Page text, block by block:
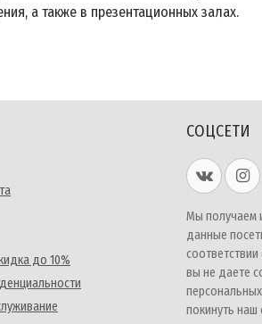
а также в презентационных залах.
до 10%
СОЦСЕТИ
Мы получаем
данные
соответствии
вы не даете
покинуть наш